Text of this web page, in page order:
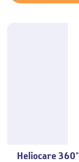
Heliocare 360°